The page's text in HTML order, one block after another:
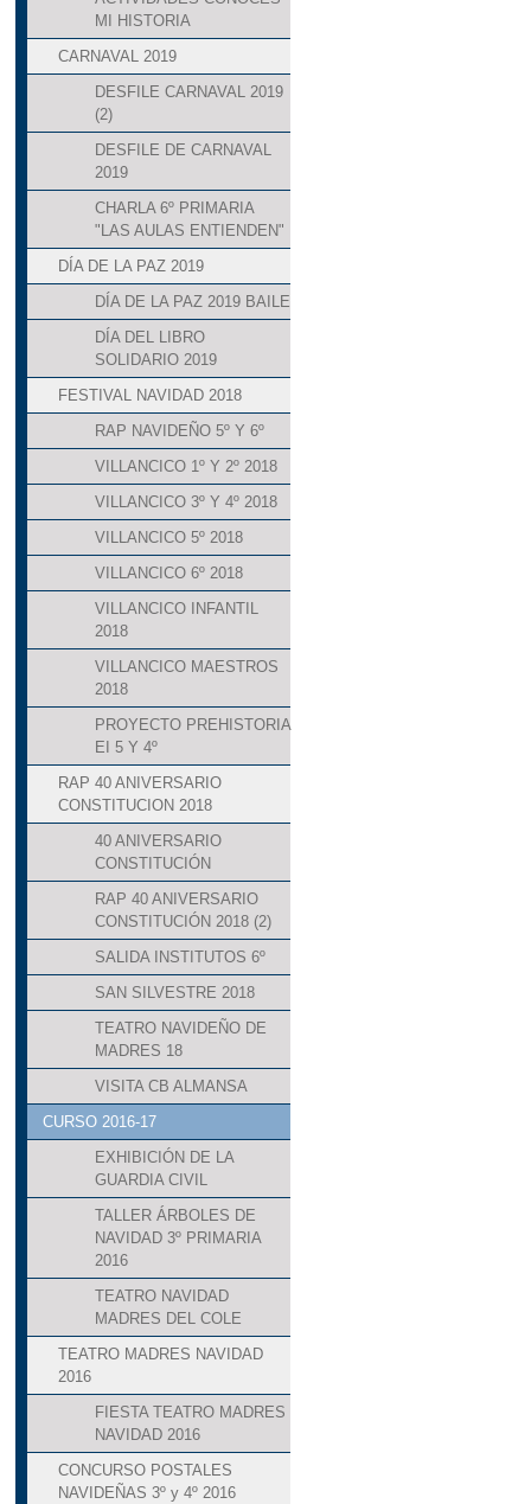
MI HISTORIA
CARNAVAL 2019
DESFILE CARNAVAL 2019
(2)
DESFILE DE CARNAVAL
2019
CHARLA 6º PRIMARIA
"LAS AULAS ENTIENDEN"
DÍA DE LA PAZ 2019
DÍA DE LA PAZ 2019 BAILE
DÍA DEL LIBRO
SOLIDARIO 2019
FESTIVAL NAVIDAD 2018
RAP NAVIDEÑO 5º Y 6º
VILLANCICO 1º Y 2º 2018
VILLANCICO 3º Y 4º 2018
VILLANCICO 5º 2018
VILLANCICO 6º 2018
VILLANCICO INFANTIL
2018
VILLANCICO MAESTROS
2018
PROYECTO PREHISTORIA
EI 5 Y 4º
RAP 40 ANIVERSARIO
CONSTITUCION 2018
40 ANIVERSARIO
CONSTITUCIÓN
RAP 40 ANIVERSARIO
CONSTITUCIÓN 2018 (2)
SALIDA INSTITUTOS 6º
SAN SILVESTRE 2018
TEATRO NAVIDEÑO DE
MADRES 18
VISITA CB ALMANSA
CURSO 2016-17
EXHIBICIÓN DE LA
GUARDIA CIVIL
TALLER ÁRBOLES DE
NAVIDAD 3º PRIMARIA
2016
TEATRO NAVIDAD
MADRES DEL COLE
TEATRO MADRES NAVIDAD
2016
FIESTA TEATRO MADRES
NAVIDAD 2016
CONCURSO POSTALES
NAVIDEÑAS 3º y 4º 2016